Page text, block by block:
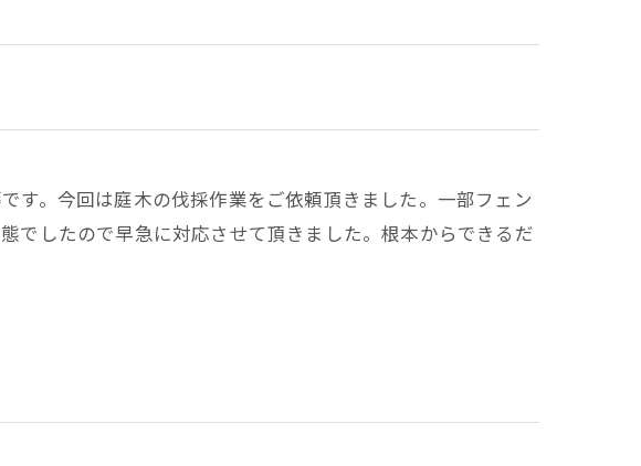
す。今回は庭木の伐採作業をご依頼頂きました。一部フェン
でしたので早急に対応させて頂きました。根本からできるだ